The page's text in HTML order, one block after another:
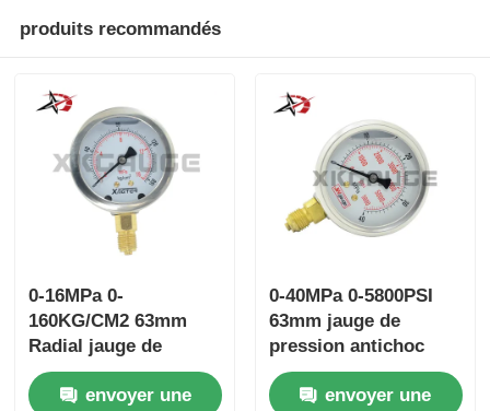
produits recommandés
0-16MPa 0-
160KG/CM2 63mm
Radial jauge de
pression en acier
inoxydable Glycérine
envoyer une
0-40MPa 0-5800PSI
63mm jauge de
pression antichoc
Glycérine remplie
envoyer une